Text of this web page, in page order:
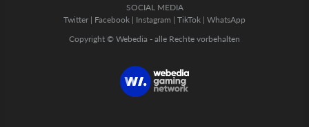
SOCIAL MEDIA
Twitter | Facebook | Instagram | TikTok | WhatsApp
Copyright © Webedia - alle Rechte vorbehalten